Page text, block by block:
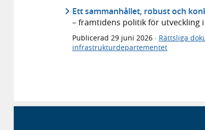
Ett sammanhållet, robust och
– framtidens politik för utveckling
Publicerad 29 juni 2026 · Rättsliga
infrastrukturdepartementet